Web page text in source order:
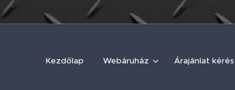
Kezdőlap Webáruház Árajánlat kérés